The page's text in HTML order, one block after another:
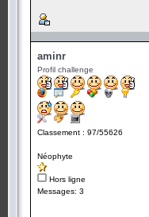
aminr
Profil challenge
Classement : 97/55626
Néophyte
Hors ligne
Messages: 3